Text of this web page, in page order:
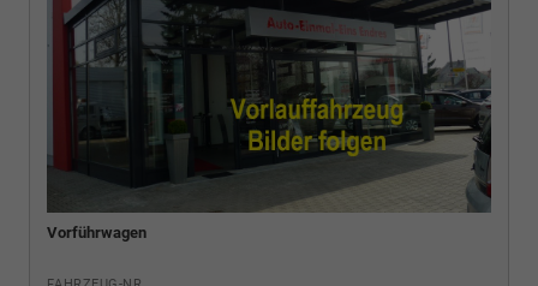
Vorführwagen